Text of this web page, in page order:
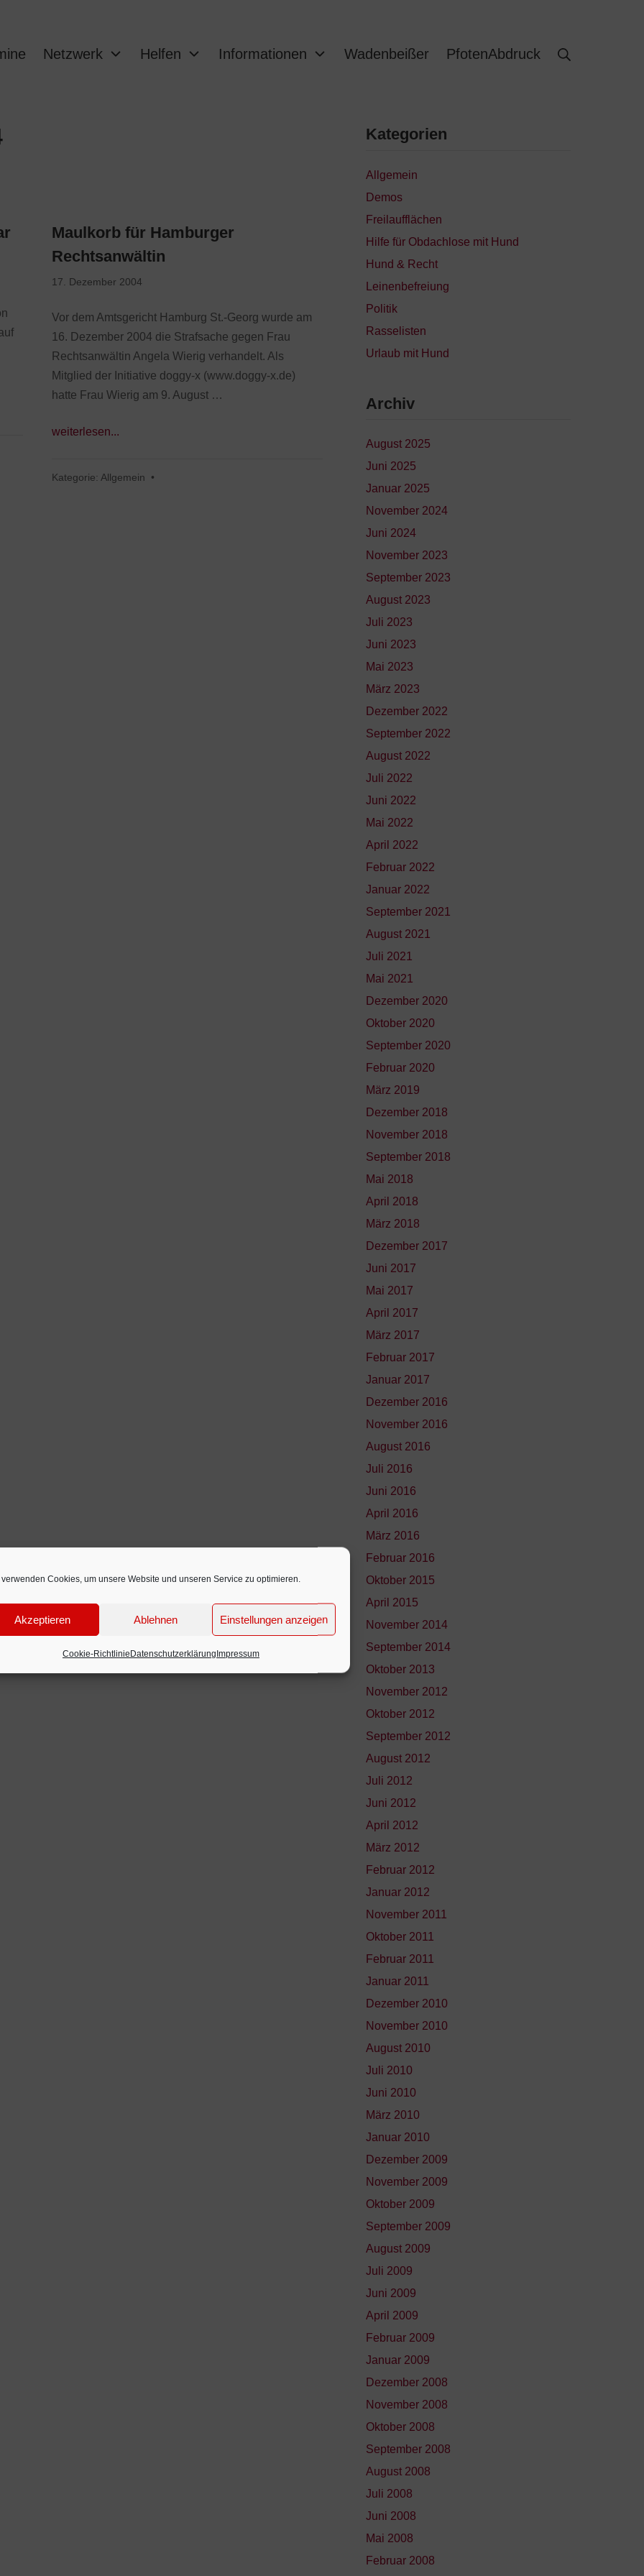
verwenden Cookies, um unsere Website und unseren Service zu optimieren.
Akzeptieren Ablehnen Einstellungen anzeigen
Cookie-RichtlinieDatenschutzerklärungImpressum
Netzwerk Helfen Informationen Wadenbeißer PfotenAbdruck
Maulkorb für Hamburger
Rechtsanwältin
17. Dezember 2004
Vor dem Amtsgericht Hamburg St.-Georg wurde am
16. Dezember 2004 die Strafsache gegen Frau
Rechtsanwältin Angela Wierig verhandelt. Als
Mitglied der Initiative doggy-x (www.doggy-x.de)
hatte Frau Wierig am 9. August …
weiterlesen...
Kategorie: Allgemein •
Kategorien
Allgemein
Demos
Freilaufflächen
Hilfe für Obdachlose mit Hund
Hund & Recht
Leinenbefreiung
Politik
Rasselisten
Urlaub mit Hund
Archiv
August 2025
Juni 2025
Januar 2025
November 2024
Juni 2024
November 2023
September 2023
August 2023
Juli 2023
Juni 2023
Mai 2023
März 2023
Dezember 2022
September 2022
August 2022
Juli 2022
Juni 2022
Mai 2022
April 2022
Februar 2022
Januar 2022
September 2021
August 2021
Juli 2021
Mai 2021
Dezember 2020
Oktober 2020
September 2020
Februar 2020
März 2019
Dezember 2018
November 2018
September 2018
Mai 2018
April 2018
März 2018
Dezember 2017
Juni 2017
Mai 2017
April 2017
März 2017
Februar 2017
Januar 2017
Dezember 2016
November 2016
August 2016
Juli 2016
Juni 2016
April 2016
März 2016
Februar 2016
Oktober 2015
April 2015
November 2014
September 2014
Oktober 2013
November 2012
Oktober 2012
September 2012
August 2012
Juli 2012
Juni 2012
April 2012
März 2012
Februar 2012
Januar 2012
November 2011
Oktober 2011
Februar 2011
Januar 2011
Dezember 2010
November 2010
August 2010
Juli 2010
Juni 2010
März 2010
Januar 2010
Dezember 2009
November 2009
Oktober 2009
September 2009
August 2009
Juli 2009
Juni 2009
April 2009
Februar 2009
Januar 2009
Dezember 2008
November 2008
Oktober 2008
September 2008
August 2008
Juli 2008
Juni 2008
Mai 2008
Februar 2008